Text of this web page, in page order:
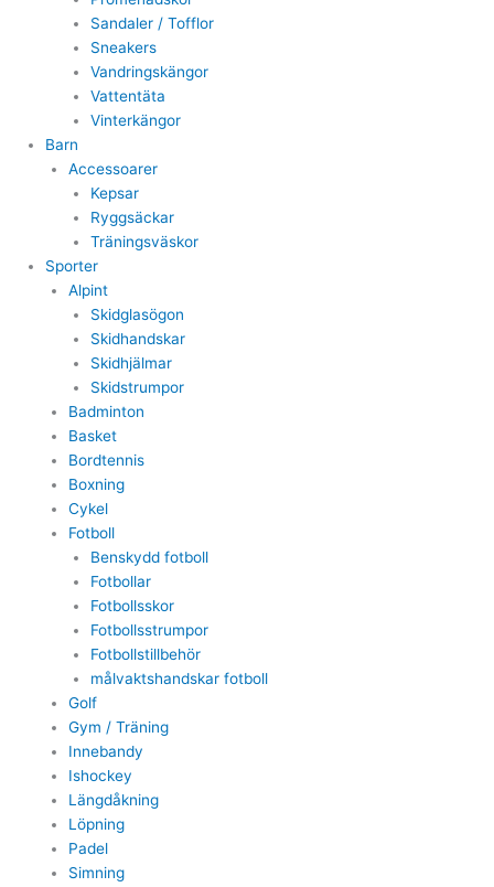
Sandaler / Tofflor
Sneakers
Vandringskängor
Vattentäta
Vinterkängor
Barn
Accessoarer
Kepsar
Ryggsäckar
Träningsväskor
Sporter
Alpint
Skidglasögon
Skidhandskar
Skidhjälmar
Skidstrumpor
Badminton
Basket
Bordtennis
Boxning
Cykel
Fotboll
Benskydd fotboll
Fotbollar
Fotbollsskor
Fotbollsstrumpor
Fotbollstillbehör
målvaktshandskar fotboll
Golf
Gym / Träning
Innebandy
Ishockey
Längdåkning
Löpning
Padel
Simning